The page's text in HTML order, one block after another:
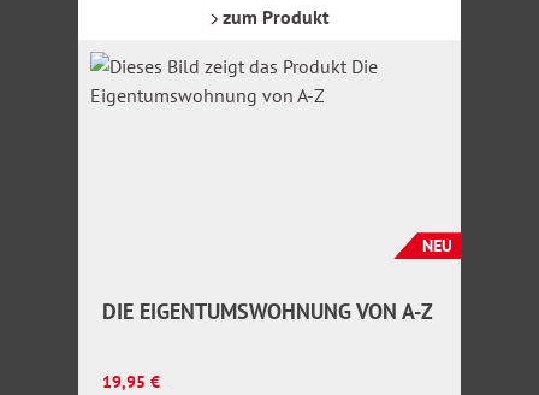
zum Produkt
NEU
DIE EIGENTUMSWOHNUNG VON A-Z
Regulärer Preis:
19,95 €